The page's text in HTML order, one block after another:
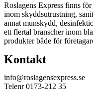
Roslagens Express finns
inom skyddsutrustning,
annat munskydd,
ett flertal branscher inom
produkter både för
Kontakt
info@roslagensexpress.se
Telenr 0173-212 35